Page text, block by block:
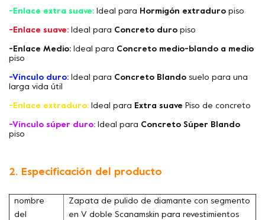
-Enlace extra suave: Ideal para Hormigón extraduro piso
-Enlace suave: Ideal para Concreto duro piso
-Enlace Medio: Ideal para Concreto medio-blando a medio
piso
-Vínculo duro: Ideal para Concreto Blando suelo para una
larga vida útil
-Enlace extraduro: Ideal para Extra suave Piso de concreto
-Vínculo súper duro: Ideal para Concreto Súper Blando
piso
2. Especificación del producto
nombre
del
Zapata de pulido de diamante con segmento
en V doble Scanamskin para revestimientos